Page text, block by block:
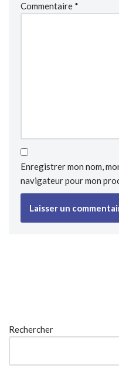
Commentaire *
Enregistrer mon nom,
navigateur pour mon
Rechercher